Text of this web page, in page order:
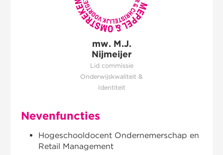
mw. M.J.
Nijmeijer
Lid commissie
Onderwijskwaliteit &
Identiteit
Nevenfuncties
Hogeschooldocent Ondernemerschap en
Retail Management